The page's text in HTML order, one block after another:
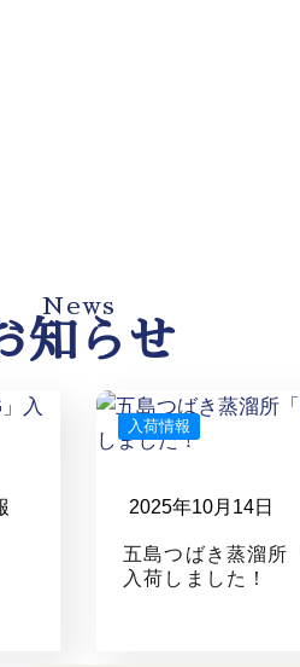
News
知らせ
入荷情報
2025年10月14日
五島つばき蒸溜所
入荷しました！